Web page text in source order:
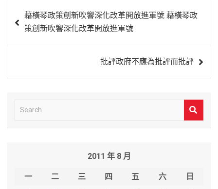
章 藉橫琴政策創新吹響深化改革開放進軍號 藉橫琴政
策創新吹響深化改革開放進軍號
批評政府不應為批評而批評
e
2011 年 8 月
一 二 三 四 五 六
日